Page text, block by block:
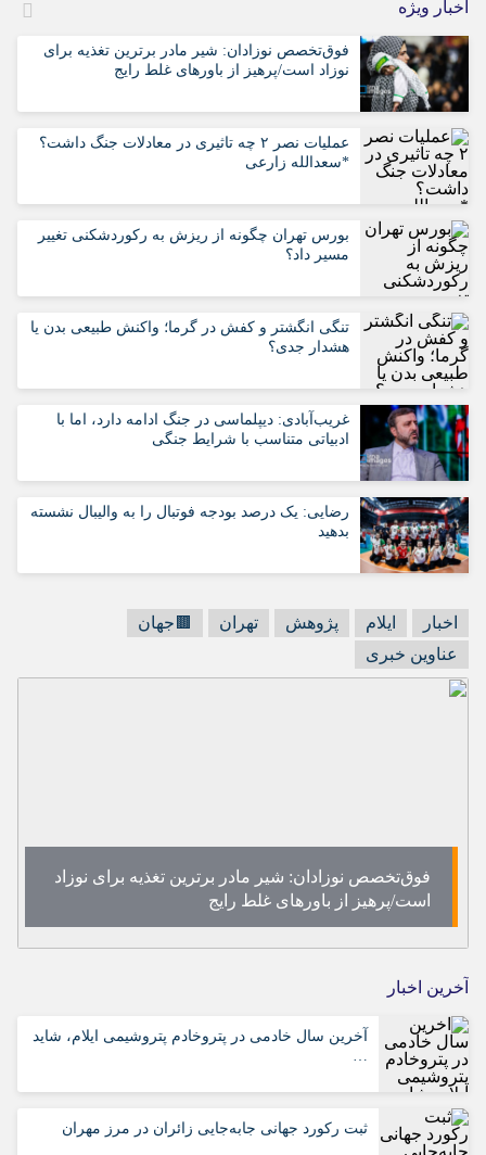
اخبار ویژه
فوق‌تخصص نوزادان: شیر مادر برترین تغذیه برای
نوزاد است/پرهیز از باورهای غلط رایج
عملیات نصر ۲ چه تاثیری در معادلات جنگ داشت؟
*سعدالله زارعی
بورس تهران چگونه از ریزش به رکوردشکنی تغییر
مسیر داد؟
تنگی انگشتر و کفش در گرما؛ واکنش طبیعی بدن یا
هشدار جدی؟
غریب‌آبادی: دیپلماسی در جنگ ادامه دارد، اما با
ادبیاتی متناسب با شرایط جنگی
رضایی: یک درصد بودجه فوتبال را به والیبال نشسته
بدهید
اخبار ایلام پژوهش تهران
🟫جهان
عناوین خبری
فوق‌تخصص نوزادان: شیر مادر برترین تغذیه برای نوزاد
است/پرهیز از باورهای غلط رایج
آخرین اخبار
آخرین سال خادمی در پتروخادم پتروشیمی ایلام، شاید
…
ثبت رکورد جهانی جابه‌جایی زائران در مرز مهران